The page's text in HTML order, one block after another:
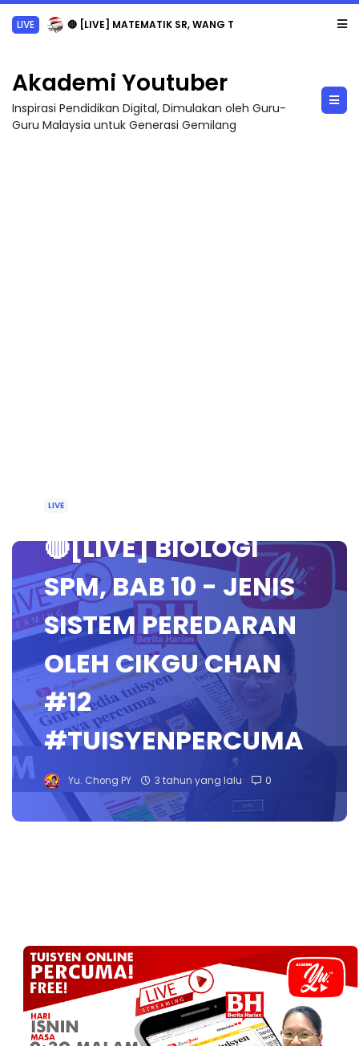
LIVE 🔴 [LIVE] MATEMATIK SR, WANG TAHUN 6 OLEH CIKGU ANITA #ALLINONE #141 #...
Akademi Youtuber
Inspirasi Pendidikan Digital, Dimulakan oleh Guru-
Guru Malaysia untuk Generasi Gemilang
LIVE
🔴[LIVE] BIOLOGI
SPM, BAB 10 - JENIS
SISTEM PEREDARAN
OLEH CIKGU CHAN
#12
#TUISYENPERCUMA
Yu. Chong PY 3 tahun yang lalu 0